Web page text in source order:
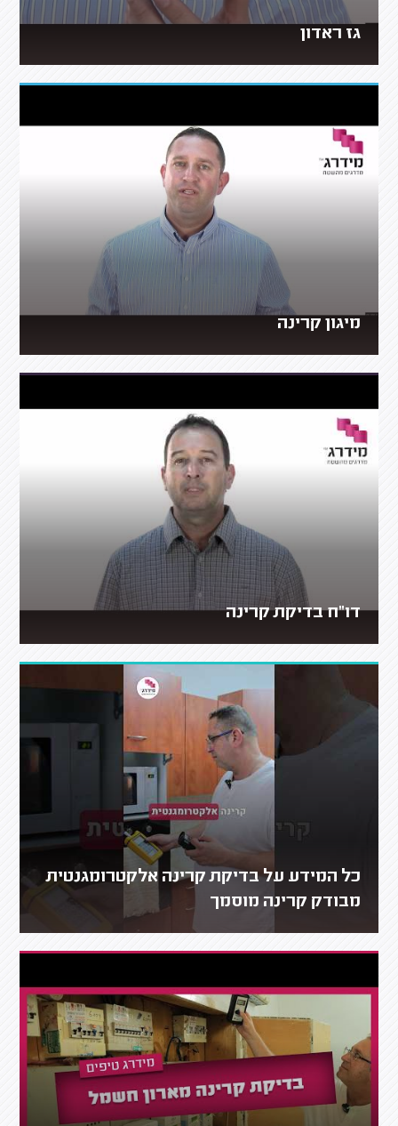
גז ראדון
מיגון קרינה
דו"ח בדיקת קרינה
כל המידע על בדיקת קרינה אלקטרומגנטית
מבודק קרינה מוסמך